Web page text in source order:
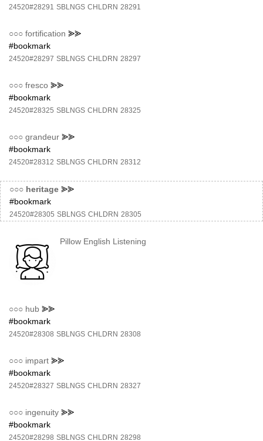
24520#28291 SBLNGS CHLDRN 28291
○○○ fortification ⪢⪢
#bookmark
24520#28297 SBLNGS CHLDRN 28297
○○○ fresco ⪢⪢
#bookmark
24520#28325 SBLNGS CHLDRN 28325
○○○ grandeur ⪢⪢
#bookmark
24520#28312 SBLNGS CHLDRN 28312
○○○ heritage ⪢⪢
#bookmark
24520#28305 SBLNGS CHLDRN 28305
Pillow English Listening
○○○ hub ⪢⪢
#bookmark
24520#28308 SBLNGS CHLDRN 28308
○○○ impart ⪢⪢
#bookmark
24520#28327 SBLNGS CHLDRN 28327
○○○ ingenuity ⪢⪢
#bookmark
24520#28298 SBLNGS CHLDRN 28298